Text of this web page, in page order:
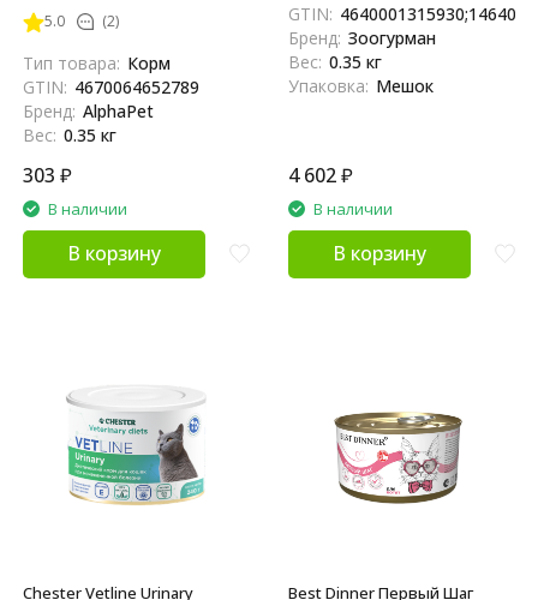
домашней птицей - 350 г
5.0 (2)
Тип товара: Корм
GTIN: 4670064652789
Бренд: AlphaPet
Вес: 0.35 кг
303 ₽
В наличии
В корзину
GTIN:
Бренд: Зоогурман
Вес: 0.35 кг
Упаковка: Мешок
4 602₽
В наличии
В корзину
Chester Vetline Urinary
Best Dinner Первый Шаг